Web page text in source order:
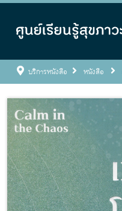
บริการหนังสือ หนังสือ